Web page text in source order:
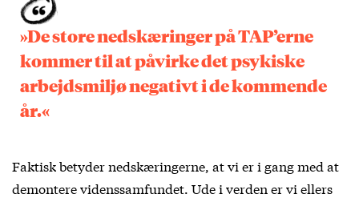
»De store nedskæringer på TAP’erne
kommer til at påvirke det psykiske
arbejdsmiljø negativt i de kommende
år.«
Faktisk betyder nedskæringerne, at vi er i gang med at
demontere videnssamfundet. Ude i verden er vi ellers